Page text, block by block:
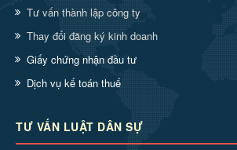
Tư vấn thành lập công ty
Thay đổi đăng ký kinh doanh
Giấy chứng nhận đầu tư
Dịch vụ kế toán thuế
TƯ VẤN LUẬT DÂN SỰ